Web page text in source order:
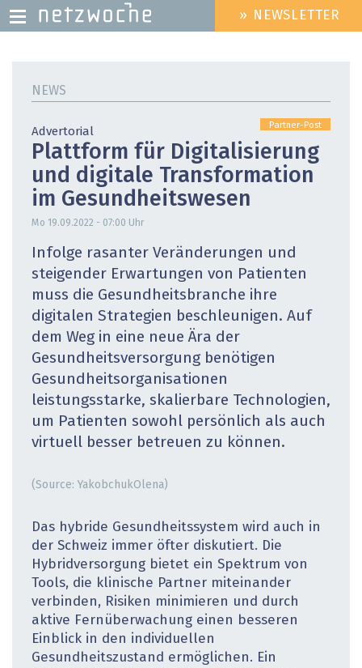
Inhalt
HEADER
MENU
» NEWSLETTER
NEWS
Partner-Post
Advertorial
Plattform für Digitalisierung
und digitale Transformation
im Gesundheitswesen
Mo 19.09.2022 - 07:00 Uhr
Infolge rasanter Veränderungen und
steigender Erwartungen von Patienten
muss die Gesundheitsbranche ihre
digitalen Strategien beschleunigen. Auf
dem Weg in eine neue Ära der
Gesundheitsversorgung benötigen
Gesundheitsorganisationen
leistungsstarke, skalierbare Technologien,
um Patienten sowohl persönlich als auch
virtuell besser betreuen zu können.
(Source: YakobchukOlena)
Das hybride Gesundheitssystem wird auch in
der Schweiz immer öfter diskutiert. Die
Hybridversorgung bietet ein Spektrum von
Tools, die klinische Partner miteinander
verbinden, Risiken minimieren und durch
aktive Fernüberwachung einen besseren
Einblick in den individuellen
Gesundheitszustand ermöglichen. Ein